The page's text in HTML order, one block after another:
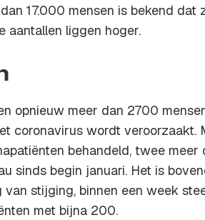
17.000 mensen is bekend dat
aantallen liggen hoger.
opnieuw meer dan 2700
coronavirus wordt veroorzaakt.
behandeld, twee meer
sinds begin januari. Het is
van stijging, binnen een week
met bijna 200.